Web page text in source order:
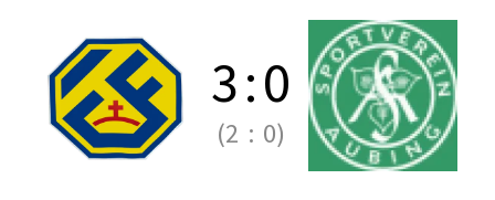
3:0
(2 : 0)